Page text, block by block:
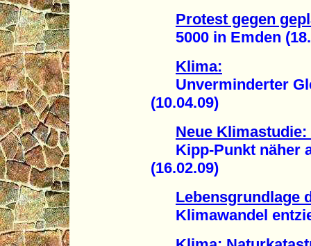
Protest gegen
5000 in Emden
Klima:
Unverminderter
(10.04.09)
Neue
Kipp-Punkt näher
(16.02.09)
Lebensgrundlage
Klimawandel